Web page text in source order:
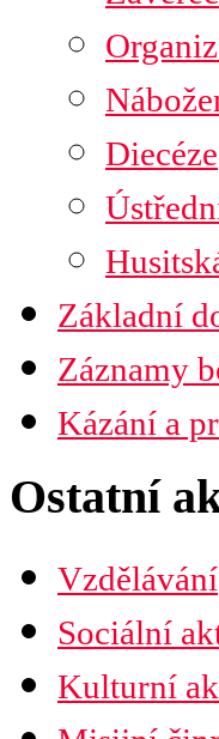
Diecéze
Základní
Záznamy
Kázání a
Ostatní
Vzdělávání
Sociální
Kulturní